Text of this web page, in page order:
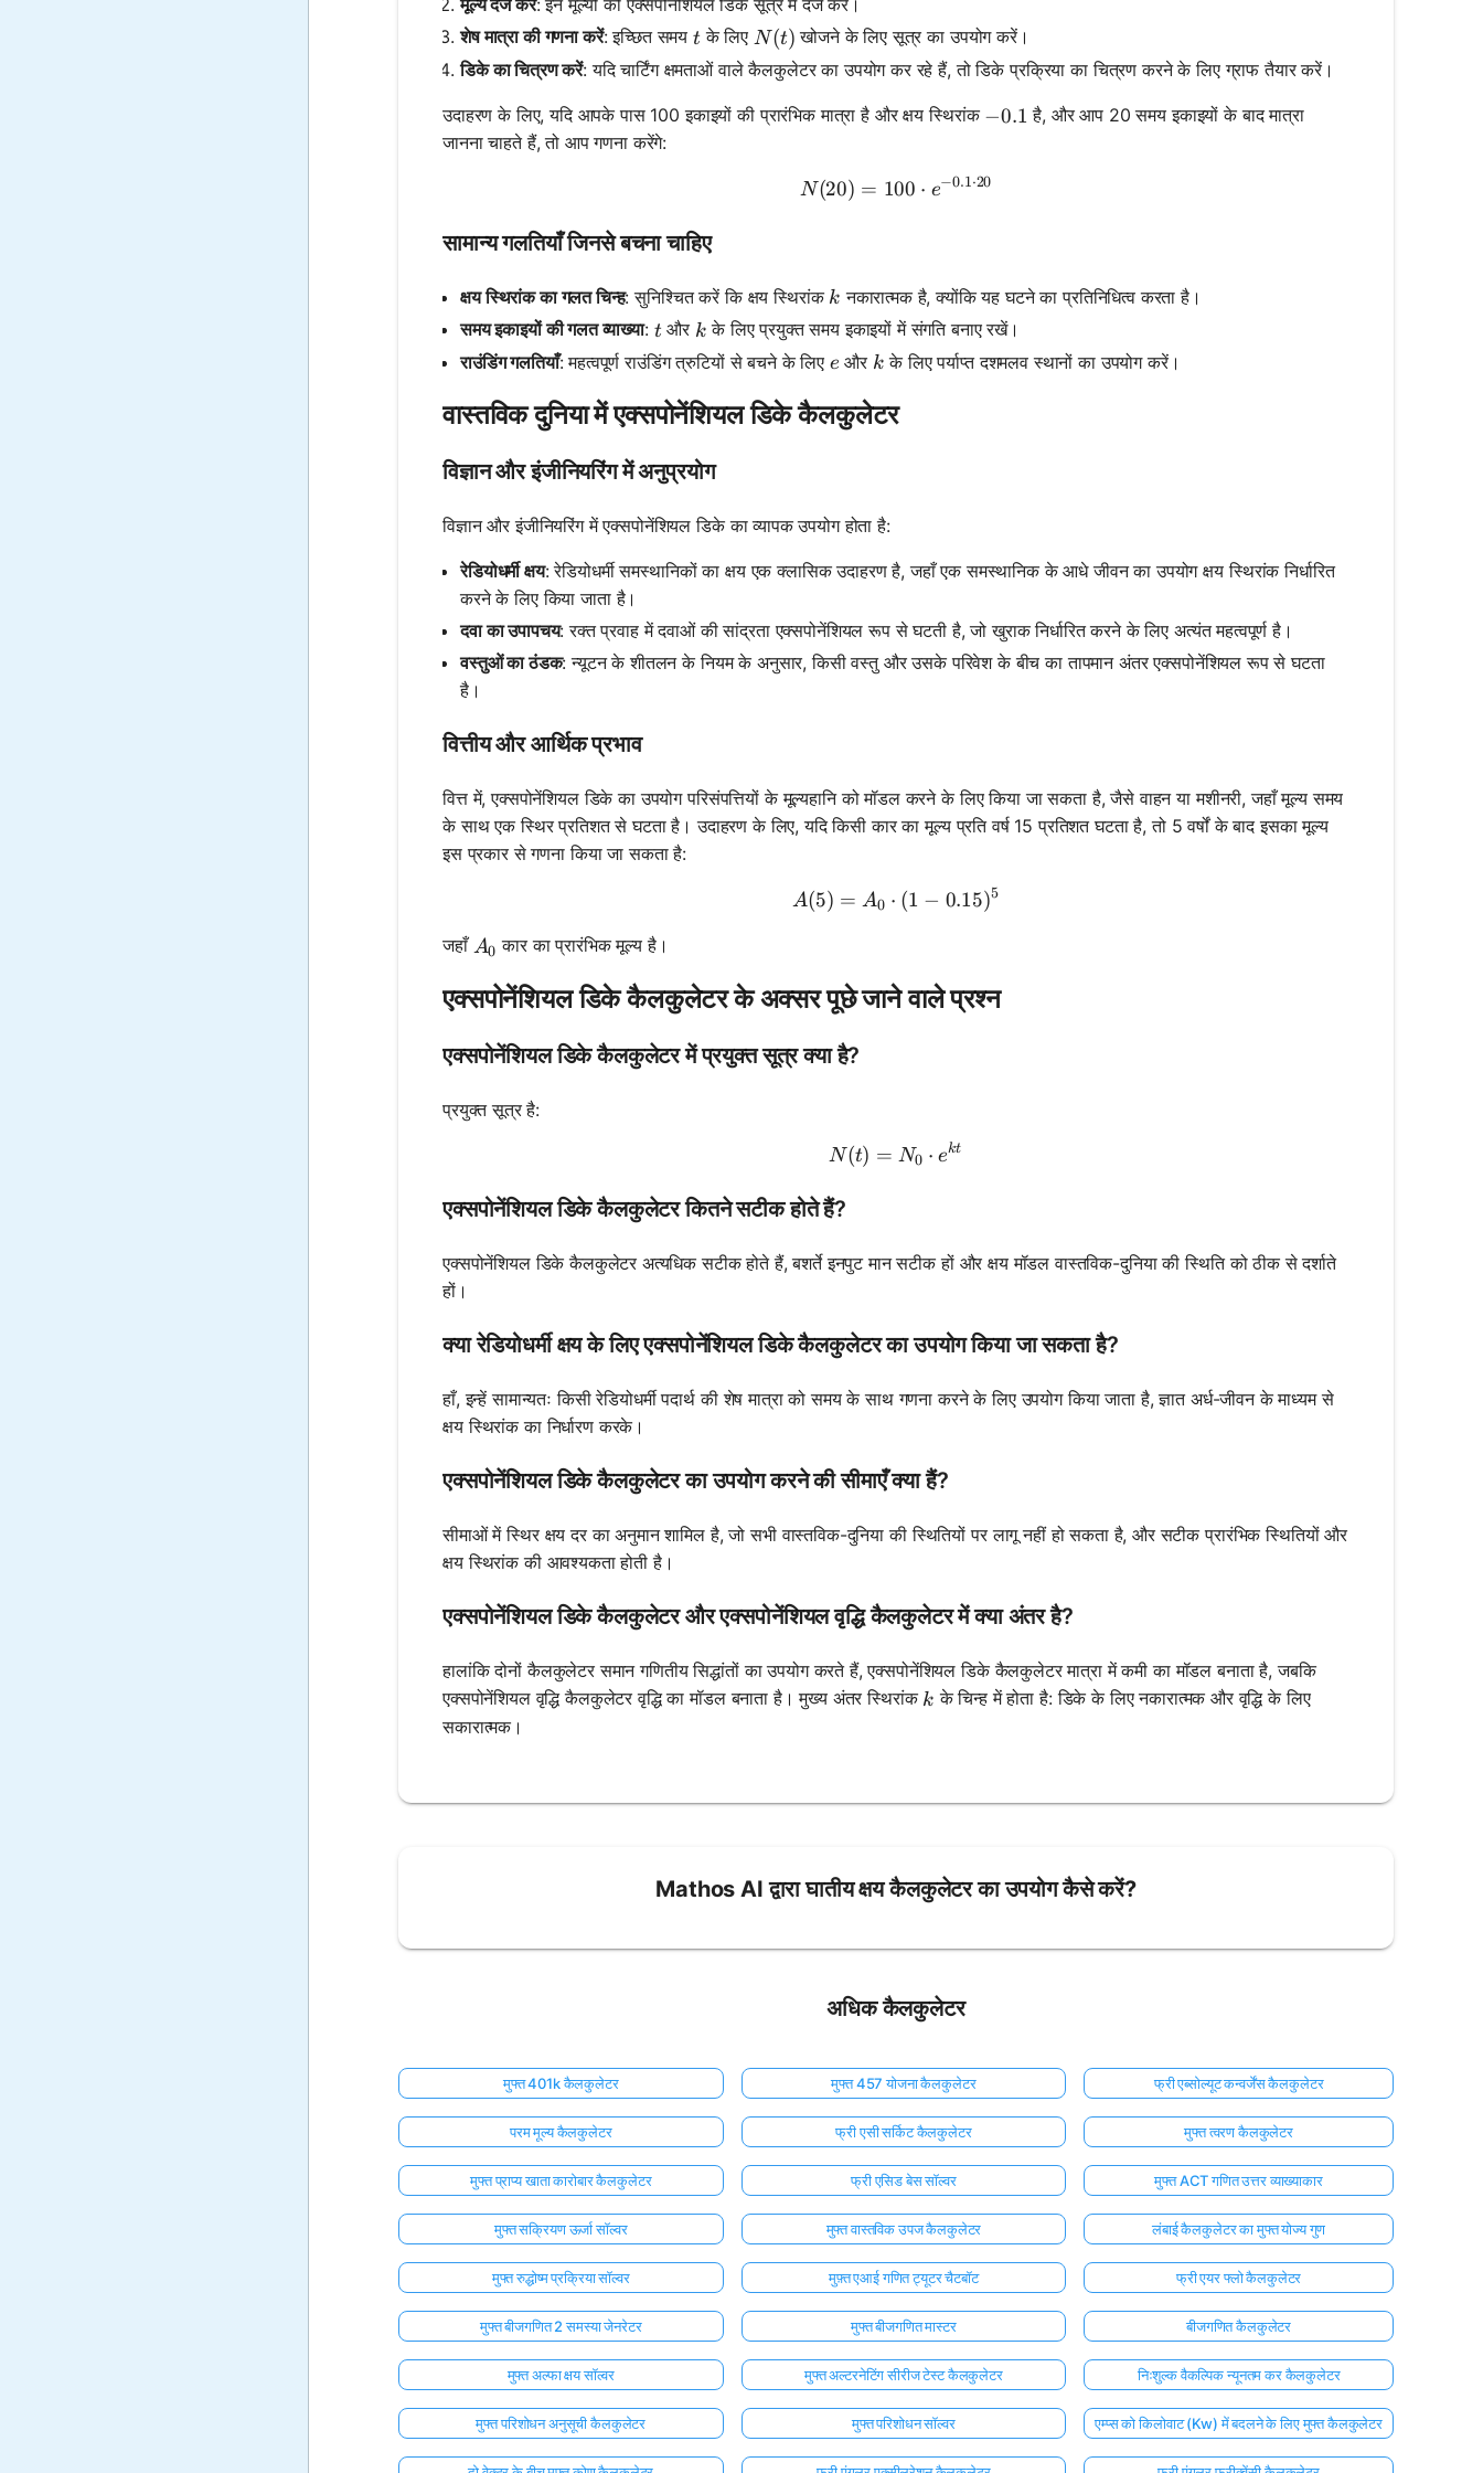
मूल्य दर्ज करें: इन मूल्यों को एक्सपोनेंशियल डिके सूत्र में दर्ज करें।
शेष मात्रा की गणना करें: इच्छित समयt
tके लिए N(t)
N(t) खोजने के लिए सूत्र का उपयोग करें।
डिके का चित्रण करें: यदि चार्टिंग क्षमताओं वाले कैलकुलेटर का उपयोग कर रहे हैं, तो डिके प्रक्रिया का चित्रण करने के लिए ग्राफ तैयार करें।
उदाहरण के लिए, यदि आपके पास 100 इकाइयों की प्रारंभिक मात्रा है और क्षय स्थिरांक -0.1
−0.1 है, और आप 20 समय इकाइयों के बाद मात्रा
जानना चाहते हैं, तो आप गणना करेंगे:
N(20) = 100 \cdot e^{-0.1 \cdot 20}
N(20) = 100 ⋅ e−0.1⋅20
सामान्य गलतियाँ जिनसे बचना चाहिए
क्षय स्थिरांक का गलत चिन्ह: सुनिश्चित करें कि क्षय स्थिरांक k
k नकारात्मक है, क्योंकि यह घटने का प्रतिनिधित्व करता है।
समय इकाइयों की गलत व्याख्या: t
tऔर k
k के लिए प्रयुक्त समय इकाइयों में संगति बनाए रखें।
राउंडिंग गलतियाँ: महत्वपूर्ण राउंडिंग त्रुटियों से बचने के लिए e
e और k
k के लिए पर्याप्त दशमलव स्थानों का उपयोग करें।
वास्तविक दुनिया में एक्सपोनेंशियल डिके कैलकुलेटर
विज्ञान और इंजीनियरिंग में अनुप्रयोग
विज्ञान और इंजीनियरिंग में एक्सपोनेंशियल डिके का व्यापक उपयोग होता है:
रेडियोधर्मी क्षय: रेडियोधर्मी समस्थानिकों का क्षय एक क्लासिक उदाहरण है, जहाँ एक समस्थानिक के आधे जीवन का उपयोग क्षय स्थिरांक निर्धारित
करने के लिए किया जाता है।
दवा का उपापचय: रक्त प्रवाह में दवाओं की सांद्रता एक्सपोनेंशियल रूप से घटती है, जो खुराक निर्धारित करने के लिए अत्यंत महत्वपूर्ण है।
वस्तुओं का ठंडक: न्यूटन के शीतलन के नियम के अनुसार, किसी वस्तु और उसके परिवेश के बीच का तापमान अंतर एक्सपोनेंशियल रूप से घटता
है।
वित्तीय और आर्थिक प्रभाव
वित्त में, एक्सपोनेंशियल डिके का उपयोग परिसंपत्तियों के मूल्यहानि को मॉडल करने के लिए किया जा सकता है, जैसे वाहन या मशीनरी, जहाँ मूल्य समय
के साथ एक स्थिर प्रतिशत से घटता है। उदाहरण के लिए, यदि किसी कार का मूल्य प्रति वर्ष 15 प्रतिशत घटता है, तो 5 वर्षों के बाद इसका मूल्य
इस प्रकार से गणना किया जा सकता है:
A(5) = A_0 \cdot (1 - 0.15)^5
A(5) = A0 ⋅ (1 − 0.15)5
जहाँ A_0
A0 कार का प्रारंभिक मूल्य है।
एक्सपोनेंशियल डिके कैलकुलेटर के अक्सर पूछे जाने वाले प्रश्न
एक्सपोनेंशियल डिके कैलकुलेटर में प्रयुक्त सूत्र क्या है?
प्रयुक्त सूत्र है:
N(t) = N_0 \cdot e^{kt}
N(t) = N0 ⋅ ekt
एक्सपोनेंशियल डिके कैलकुलेटर कितने सटीक होते हैं?
एक्सपोनेंशियल डिके कैलकुलेटर अत्यधिक सटीक होते हैं, बशर्ते इनपुट मान सटीक हों और क्षय मॉडल वास्तविक-दुनिया की स्थिति को ठीक से दर्शाते
हों।
क्या रेडियोधर्मी क्षय के लिए एक्सपोनेंशियल डिके कैलकुलेटर का उपयोग किया जा सकता है?
हाँ, इन्हें सामान्यतः किसी रेडियोधर्मी पदार्थ की शेष मात्रा को समय के साथ गणना करने के लिए उपयोग किया जाता है, ज्ञात अर्ध-जीवन के माध्यम से
क्षय स्थिरांक का निर्धारण करके।
एक्सपोनेंशियल डिके कैलकुलेटर का उपयोग करने की सीमाएँ क्या हैं?
सीमाओं में स्थिर क्षय दर का अनुमान शामिल है, जो सभी वास्तविक-दुनिया की स्थितियों पर लागू नहीं हो सकता है, और सटीक प्रारंभिक स्थितियों और
क्षय स्थिरांक की आवश्यकता होती है।
एक्सपोनेंशियल डिके कैलकुलेटर और एक्सपोनेंशियल वृद्धि कैलकुलेटर में क्या अंतर है?
हालांकि दोनों कैलकुलेटर समान गणितीय सिद्धांतों का उपयोग करते हैं, एक्सपोनेंशियल डिके कैलकुलेटर मात्रा में कमी का मॉडल बनाता है, जबकि
एक्सपोनेंशियल वृद्धि कैलकुलेटर वृद्धि का मॉडल बनाता है। मुख्य अंतर स्थिरांक k
k के चिन्ह में होता है: डिके के लिए नकारात्मक और वृद्धि के लिए
सकारात्मक।
Mathos AI द्वारा घातीय क्षय कैलकुलेटर का उपयोग कैसे करें?
अधिक कैलकुलेटर
मुफ्त 401k कैलकुलेटर मुफ्त 457 योजना कैलकुलेटर फ्री एब्सोल्यूट कन्वर्जेंस कैलकुलेटर
परम मूल्य कैलकुलेटर फ्री एसी सर्किट कैलकुलेटर मुफ्त त्वरण कैलकुलेटर
मुफ्त प्राप्य खाता कारोबार कैलकुलेटर फ्री एसिड बेस सॉल्वर मुफ्त ACT गणित उत्तर व्याख्याकार
मुफ्त सक्रियण ऊर्जा सॉल्वर मुफ्त वास्तविक उपज कैलकुलेटर लंबाई कैलकुलेटर का मुफ्त योज्य गुण
मुफ्त रुद्धोष्म प्रक्रिया सॉल्वर मुफ़्त एआई गणित ट्यूटर चैटबॉट फ्री एयर फ्लो कैलकुलेटर
मुफ्त बीजगणित 2 समस्या जेनरेटर मुफ्त बीजगणित मास्टर बीजगणित कैलकुलेटर
मुफ्त अल्फा क्षय सॉल्वर मुफ्त अल्टरनेटिंग सीरीज टेस्ट कैलकुलेटर निःशुल्क वैकल्पिक न्यूनतम कर कैलकुलेटर
मुफ्त परिशोधन अनुसूची कैलकुलेटर मुफ्त परिशोधन सॉल्वर एम्प्स को किलोवाट (Kw) में बदलने के लिए मुफ्त कैलकुलेटर